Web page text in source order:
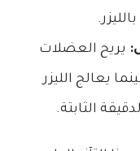
يريح العضلات
يعالج الليزر
الثابتة.